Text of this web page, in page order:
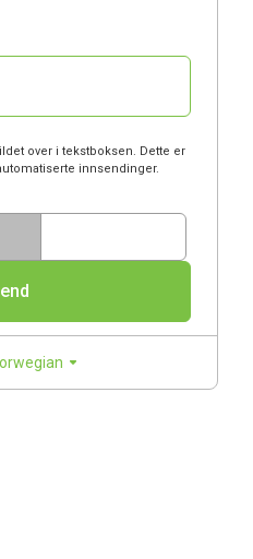
over i tekstboksen. Dette er
innsendinger.